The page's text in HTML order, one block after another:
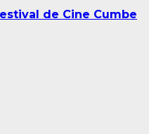
de Cine Cumbe